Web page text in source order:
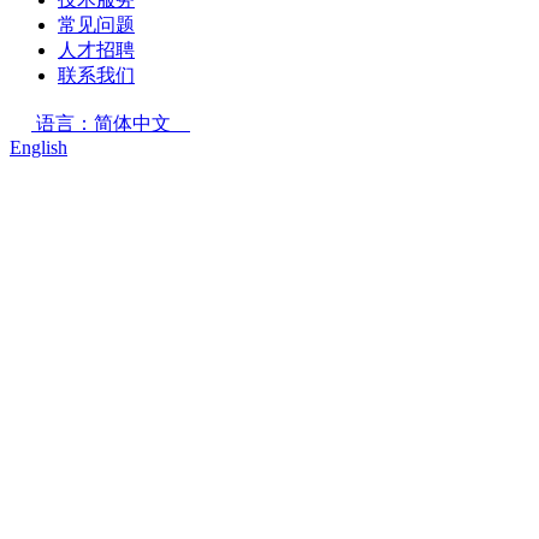
常见问题
人才招聘
联系我们
语言：简体中文
English